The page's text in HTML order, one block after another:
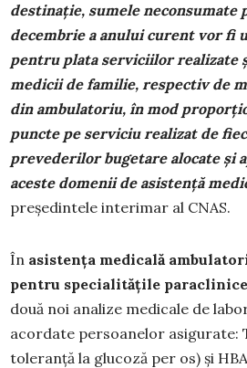
destinație, sumele neconsumate
decembrie a anului curent vor fi
pentru plata serviciilor realizate
medicii de familie, respectiv de
din ambulatoriu, în mod
puncte pe serviciu realizat de
prevederilor bugetare alocate și
aceste domenii de asistență
președintele interimar al CNAS.
În asistenţa medicală
pentru specialităţile paraclinice
două noi analize medicale de
acordate persoanelor asigurate:
toleranță la glucoză per os) și